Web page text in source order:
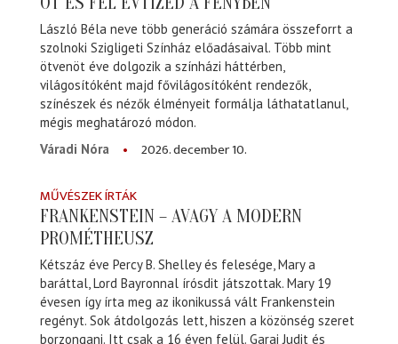
László Béla neve több generáció számára összeforrt a
szolnoki Szigligeti Színház előadásaival. Több mint
ötvenöt éve dolgozik a színházi háttérben,
világosítóként majd fővilágosítóként rendezők,
színészek és nézők élményeit formálja láthatatlanul,
mégis meghatározó módon.
Váradi Nóra
2026. december 10.
MŰVÉSZEK ÍRTÁK
FRANKENSTEIN – AVAGY A MODERN
PROMÉTHEUSZ
Kétszáz éve Percy B. Shelley és felesége, Mary a
baráttal, Lord Bayronnal írósdit játszottak. Mary 19
évesen így írta meg az ikonikussá vált Frankenstein
regényt. Sok átdolgozás lett, hiszen a közönség szeret
borzongani. Itt csak a 16 éven felül. Garai Judit és